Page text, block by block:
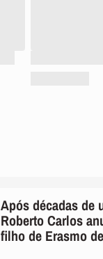
Após décadas de
Roberto Carlos
filho de Erasmo